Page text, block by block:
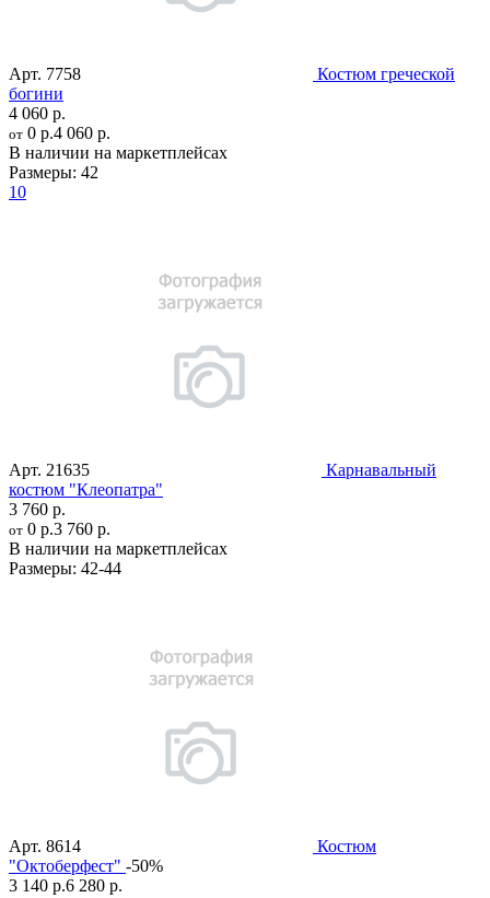
Арт. 7758
Костюм греческой
богини
4 060 р.
от 0 р.4 060 р.
В наличии на маркетплейсах
Размеры: 42
10
Арт. 21635
Карнавальный
костюм "Клеопатра"
3 760 р.
от 0 р.3 760 р.
В наличии на маркетплейсах
Размеры: 42-44
Арт. 8614
Костюм
"Октоберфест" -50%
3 140 р.6 280 р.